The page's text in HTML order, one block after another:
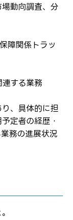
動向調査、分
障関係トラッ
する業務
、具体的に担
定者の経歴・
務の進展状況